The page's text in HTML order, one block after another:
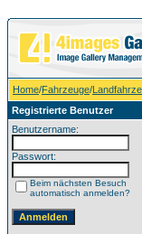
Home/Fahrzeuge/
Registrierte Benutzer
Benutzername:
Passwort:
Beim nächsten Besuch
automatisch anmelden?